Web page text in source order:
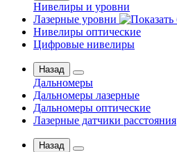
Нивелиры и уровни
Лазерные уровни
Нивелиры оптические
Цифровые нивелиры
Назад
Дальномеры
Дальномеры лазерные
Дальномеры оптические
Лазерные датчики расстояния
Назад